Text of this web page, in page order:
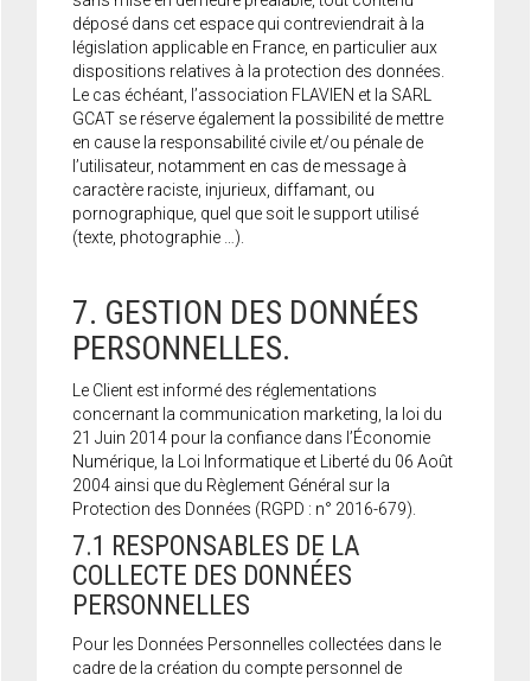
déposé dans cet espace qui contreviendrait à la
législation applicable en France, en particulier aux
dispositions relatives à la protection des données.
Le cas échéant, l’association FLAVIEN et la SARL
GCAT se réserve également la possibilité de mettre
en cause la responsabilité civile et/ou pénale de
l’utilisateur, notamment en cas de message à
caractère raciste, injurieux, diffamant, ou
pornographique, quel que soit le support utilisé
(texte, photographie …).
7. GESTION DES DONNÉES
PERSONNELLES.
Le Client est informé des réglementations
concernant la communication marketing, la loi du
21 Juin 2014 pour la confiance dans l’Économie
Numérique, la Loi Informatique et Liberté du 06 Août
2004 ainsi que du Règlement Général sur la
Protection des Données (RGPD : n° 2016-679).
7.1 RESPONSABLES DE LA
COLLECTE DES DONNÉES
PERSONNELLES
Pour les Données Personnelles collectées dans le
cadre de la création du compte personnel de